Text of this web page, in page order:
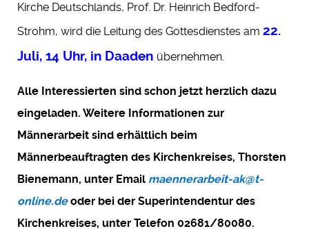
Kirche Deutschlands, Prof. Dr. Heinrich Bedford-
Strohm, wird die Leitung des Gottesdienstes am 22.
Juli, 14 Uhr, in Daaden übernehmen.
Alle Interessierten sind schon jetzt herzlich dazu
eingeladen. Weitere Informationen zur
Männerarbeit sind erhältlich beim
Männerbeauftragten des Kirchenkreises, Thorsten
Bienemann, unter Email maennerarbeit-ak@t-
online.deoder bei der Superintendentur des
Kirchenkreises, unter Telefon 02681/80080.